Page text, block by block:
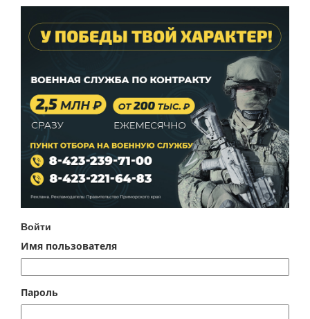
Войти
Имя пользователя
Пароль